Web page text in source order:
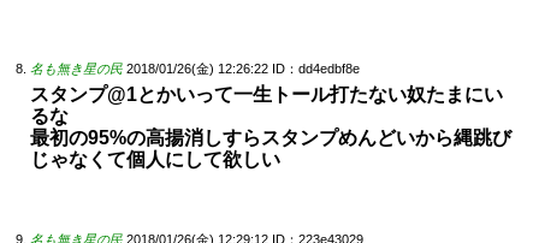
名も無き星の民 2018/01/26(金) 12:26:22 ID：dd4edbf8e
スタンプ@1とかいって一生トール打たない奴たまにい
るな
最初の95%の高揚消しすらスタンプめんどいから縄跳び
じゃなくて個人にして欲しい
名も無き星の民 2018/01/26(金) 12:29:12 ID：223e43029